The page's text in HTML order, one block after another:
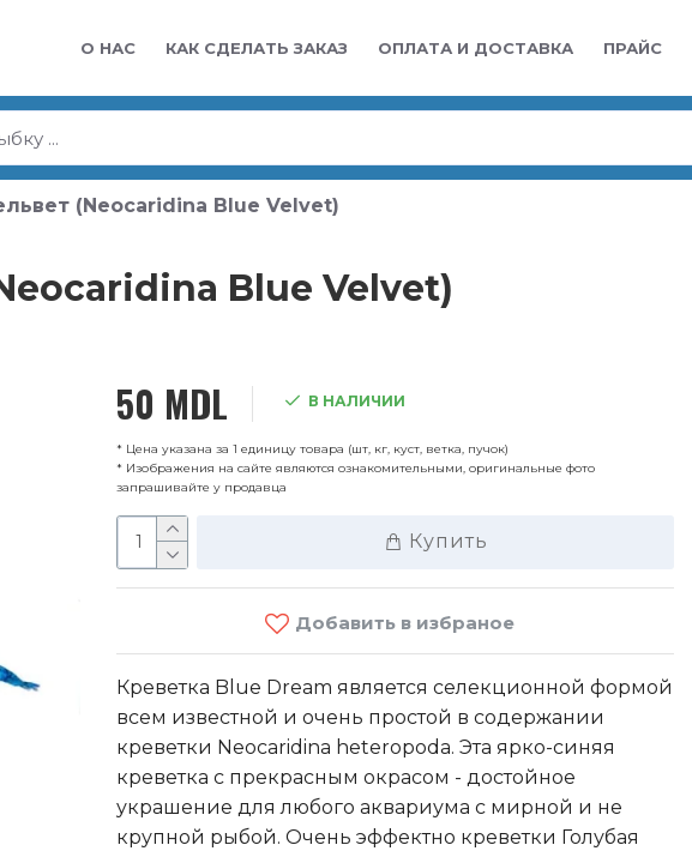
О НАС КАК СДЕЛАТЬ ЗАКАЗ ОПЛАТА И ДОСТАВКА ПРАЙС
(Neocaridina Blue Velvet)
Blue Velvet)
50 MDL В НАЛИЧИИ
* Цена указана за 1 единицу товара (шт, кг, куст, ветка, пучок)
* Изображения на сайте являются ознакомительными, оригинальные фото
запрашивайте у продавца
Купить
Добавить в избраное
Креветка Blue Dream является селекционной формой
всем известной и очень простой в содержании
креветки Neocaridina heteropoda. Эта ярко-синяя
креветка с прекрасным окрасом - достойное
украшение для любого аквариума с мирной и не
крупной рыбой. Очень эффектно креветки Голубая
Африканский габонский
фильтратор (Atya
gabonensis)